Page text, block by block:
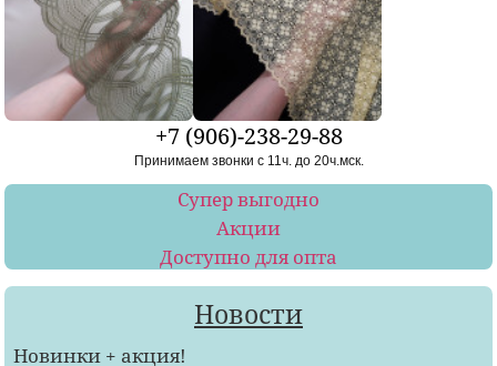
+7 (906)-238-29-88
Принимаем звонки с 11ч. до 20ч.мск.
Супер выгодно
Акции
Доступно для опта
Новости
Новинки + акция!